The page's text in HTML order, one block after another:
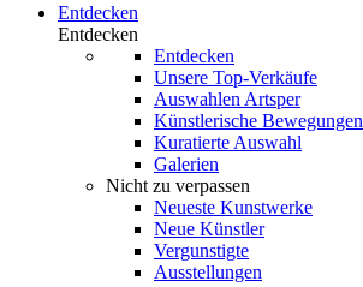
Entdecken
Entdecken
Entdecken
Unsere Top-Verkäufe
Auswahlen Artsper
Künstlerische Bewegungen
Kuratierte Auswahl
Galerien
Nicht zu verpassen
Neueste Kunstwerke
Neue Künstler
Vergunstigte
Ausstellungen